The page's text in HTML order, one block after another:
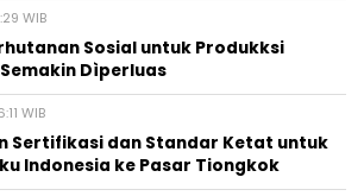
WIB
Sosial untuk Produkksi
Dìperluas
WIB
Sertifikasi dan Standar Ketat untuk
Indonesia ke Pasar Tiongkok